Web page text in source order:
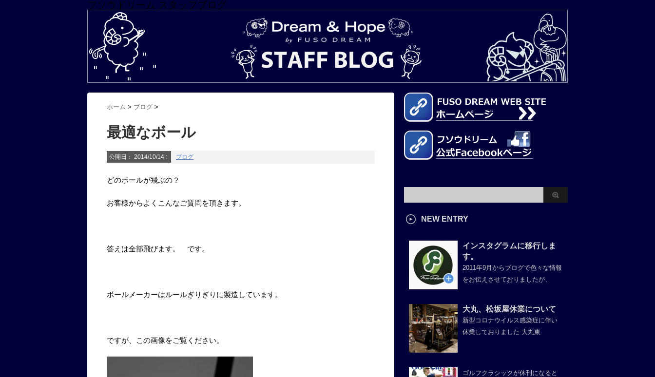
フソウドリーム スタッフブログ
ホーム > ブログ >
最適なボール
公開日： 2014/10/14 : ブログ
どのボールが飛ぶの？
お客様からよくこんなご質問を頂きます。
答えは全部飛びます。 です。
ボールメーカーはルールぎりぎりに製造しています。
ですが、この画像をご覧ください。
NEW ENTRY
インスタグラムに移行しま
す。
2011年9月からブログで色々な情報
をお伝えさせておりましたが、
大丸、松坂屋休業について
新型コロナウイルス感染症に伴い
休業しておりました 大丸東
ゴルフクラシックが休刊になると